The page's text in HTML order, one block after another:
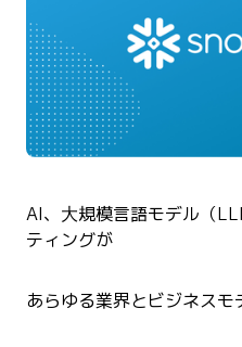
AI、大規模言語モデル（
ティングが
あらゆる業界とビジネス